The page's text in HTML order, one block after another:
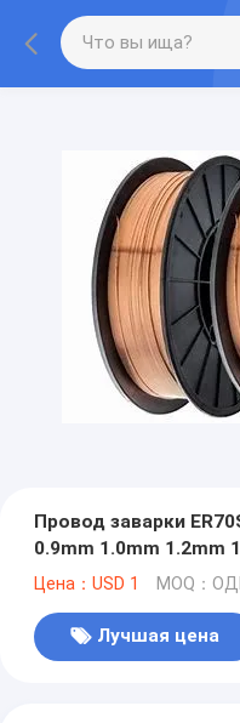
Провод заварки
0.9mm 1.0mm 1.2mm
Цена：USD 1 MOQ：
Лучшая цена